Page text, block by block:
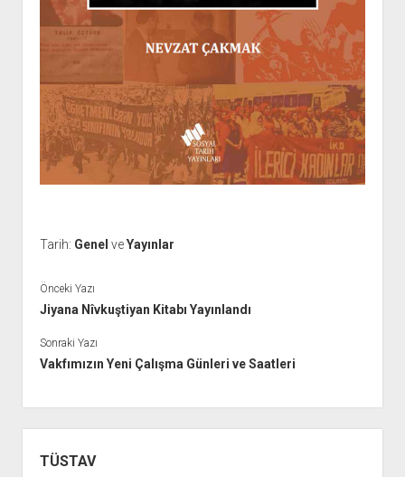
Tarih: Genel veYayınlar
Önceki Yazı
Jiyana Nîvkuştiyan Kitabı Yayınlandı
Sonraki Yazı
Vakfımızın Yeni Çalışma Günleri ve Saatleri
Menü
TÜSTAV